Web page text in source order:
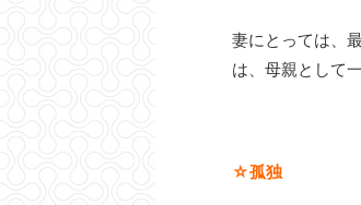
妻にとっては、
は、母親として
☆孤独